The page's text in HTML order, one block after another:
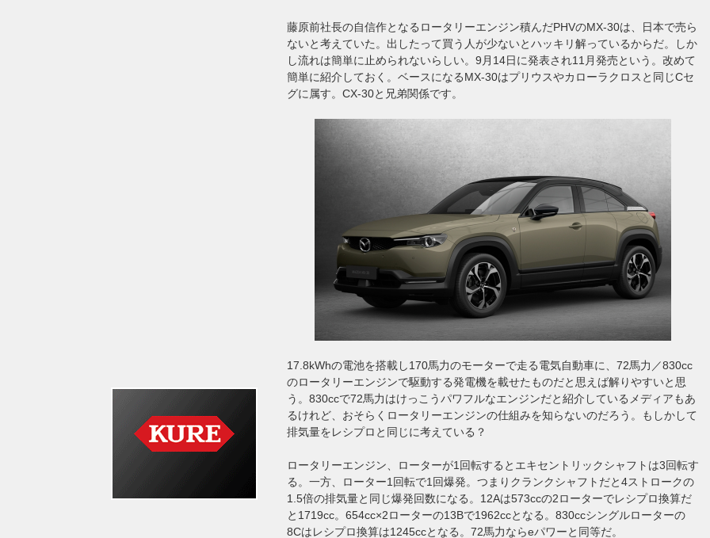
藤原前社長の自信作となるロータリーエンジン積んだPHVのMX-30は、日本で売ら
ないと考えていた。出したって買う人が少ないとハッキリ解っているからだ。しか
し流れは簡単に止められないらしい。9月14日に発表され11月発売という。改めて
簡単に紹介しておく。ベースになるMX-30はプリウスやカローラクロスと同じCセ
グに属す。CX-30と兄弟関係です。
17.8kWhの電池を搭載し170馬力のモーターで走る電気自動車に、72馬力／830cc
のロータリーエンジンで駆動する発電機を載せたものだと思えば解りやすいと思
う。830ccで72馬力はけっこうパワフルなエンジンだと紹介しているメディアもあ
るけれど、おそらくロータリーエンジンの仕組みを知らないのだろう。もしかして
排気量をレシプロと同じに考えている？
ロータリーエンジン、ローターが1回転するとエキセントリックシャフトは3回転す
る。一方、ローター1回転で1回爆発。つまりクランクシャフトだと4ストロークの
1.5倍の排気量と同じ爆発回数になる。12Aは573ccの2ローターでレシプロ換算だ
と1719cc。654cc×2ローターの13Bで1962ccとなる。830ccシングルローターの
8Cはレシプロ換算は1245ccとなる。72馬力ならeパワーと同等だ。